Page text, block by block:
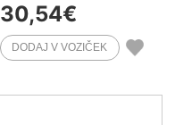
30,54€